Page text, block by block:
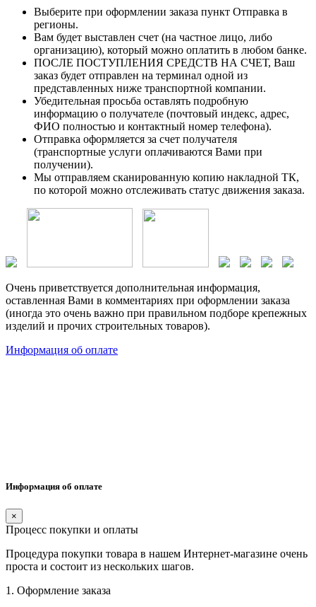
Выберите при оформлении заказа пункт Отправка в
регионы.
Вам будет выставлен счет (на частное лицо, либо
организацию), который можно оплатить в любом банке.
ПОСЛЕ ПОСТУПЛЕНИЯ СРЕДСТВ НА СЧЕТ, Ваш
заказ будет отправлен на терминал одной из
представленных ниже транспортной компании.
Убедительная просьба оставлять подробную
информацию о получателе (почтовый индекс, адрес,
ФИО полностью и контактный номер телефона).
Отправка оформляется за счет получателя
(транспортные услуги оплачиваются Вами при
получении).
Мы отправляем сканированную копию накладной ТК,
по которой можно отслеживать статус движения заказа.
Очень приветствуется дополнительная информация,
оставленная Вами в комментариях при оформлении заказа
(иногда это очень важно при правильном подборе крепежных
изделий и прочих строительных товаров).
Информация об оплате
Информация об оплате
×
Процесс покупки и оплаты
Процедура покупки товара в нашем Интернет-магазине очень
проста и состоит из нескольких шагов.
1. Оформление заказа